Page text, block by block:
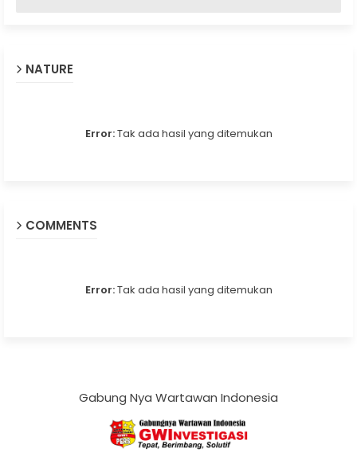
NATURE
Error:Tak ada hasil yang ditemukan
COMMENTS
Error:Tak ada hasil yang ditemukan
Gabung Nya Wartawan Indonesia